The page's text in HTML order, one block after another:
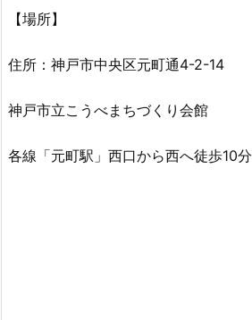
【場所】
住所：神戸市中央区元町通4-2-14
神戸市立こうべまちづくり会館
各線「元町駅」西口から西へ徒歩10分